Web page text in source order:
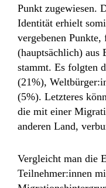
Punkt zugewiesen.
Identität erhielt
vergebenen
(hauptsächlich) aus
stammt. Es folgten
(21%),
(5%). Letzteres
die mit einer
anderen Land,
Vergleicht man die
Teilnehmer:innen